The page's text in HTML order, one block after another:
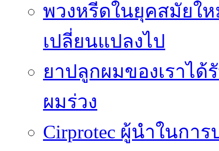
พวงหรีดในยุคสมัยใ
เปลี่ยนแปลงไป
ยาปลูกผมของเราไ
ผมร่วง
Cirprotec ผู้นำในกา